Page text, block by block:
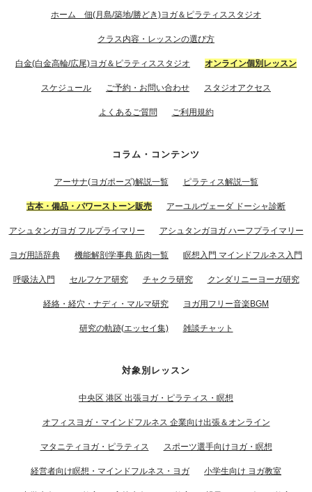
ホーム 佃(月島/築地/勝どき)ヨガ＆ピラティススタジオ
クラス内容・レッスンの選び方
白金(白金高輪/広尾)ヨガ＆ピラティススタジオ オンライン個別レッスン
スケジュール ご予約・お問い合わせ スタジオアクセス
よくあるご質問 ご利用規約
コラム・コンテンツ
アーサナ(ヨガポーズ)解説一覧 ピラティス解説一覧
古本・備品・パワーストーン販売 アーユルヴェーダ ドーシャ診断
アシュタンガヨガ フルプライマリー アシュタンガヨガ ハーフプライマリー
ヨガ用語辞典 機能解剖学事典 筋肉一覧 瞑想入門 マインドフルネス入門
呼吸法入門 セルフケア研究 チャクラ研究 クンダリニーヨーガ研究
経絡・経穴・ナディ・マルマ研究 ヨガ用フリー音楽BGM
研究の軌跡(エッセイ集) 雑談チャット
対象別レッスン
中央区 港区 出張ヨガ・ピラティス・瞑想
オフィスヨガ・マインドフルネス 企業向け出張＆オンライン
マタニティヨガ・ピラティス スポーツ選手向けヨガ・瞑想
経営者向け瞑想・マインドフルネス・ヨガ 小学生向け ヨガ教室